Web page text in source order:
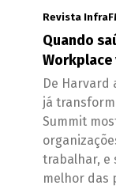
Revista
Quando
De Harvard
já
Summit
trabalhar, e
melhor das